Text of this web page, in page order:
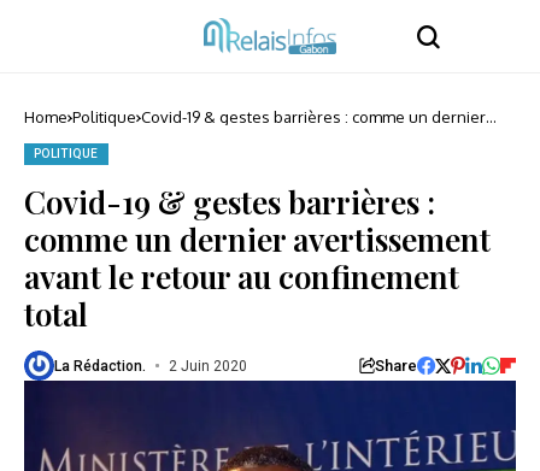
Home Politique Covid-19 & gestes barrières : comme un dernier
POLITIQUE
Covid-19 & gestes barrières :
comme un dernier avertissement
avant le retour au confinement
total
La Rédaction. 2 Juin 2020 Share